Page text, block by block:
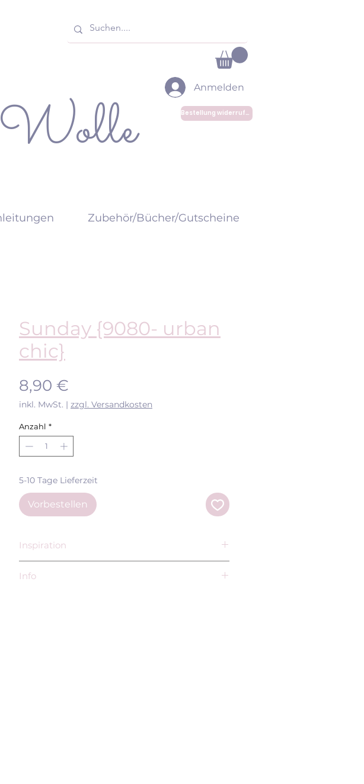
Anmelden
Bestellung widerrufen
Zubehör/Bücher/Gutscheine
Sunday {9080- urban
chic}
8,90 €
inkl. MwSt. | zzgl. Versandkosten
Anzahl *
5-10 Tage Lieferzeit
Vorbestellen
Inspiration
Ravelry gehört Sunday zu den erfolgreichsten
Info